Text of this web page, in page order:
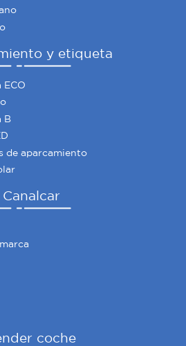
y etiqueta
B
de aparcamiento
Canalcar
coche